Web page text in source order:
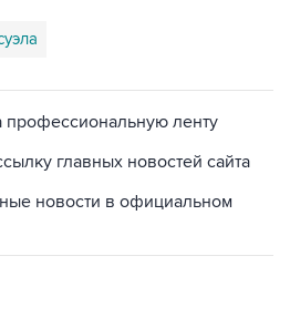
профессиональную ленту
главных новостей сайта
новости в официальном